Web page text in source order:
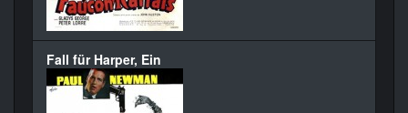
Fall für Harper, Ein